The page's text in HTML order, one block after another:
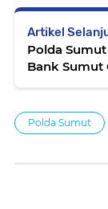
Artikel
Polda Sumut
Bank Sumut
Polda Sumut